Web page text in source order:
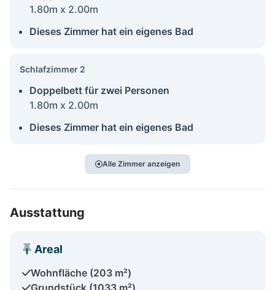
1.80m x 2.00m
Dieses Zimmer hat ein eigenes Bad
Schlafzimmer 2
Doppelbett für zwei Personen
1.80m x 2.00m
Dieses Zimmer hat ein eigenes Bad
Alle Zimmer anzeigen
Ausstattung
Areal
Wohnfläche (203 m²)
Grundstück (1033 m²)